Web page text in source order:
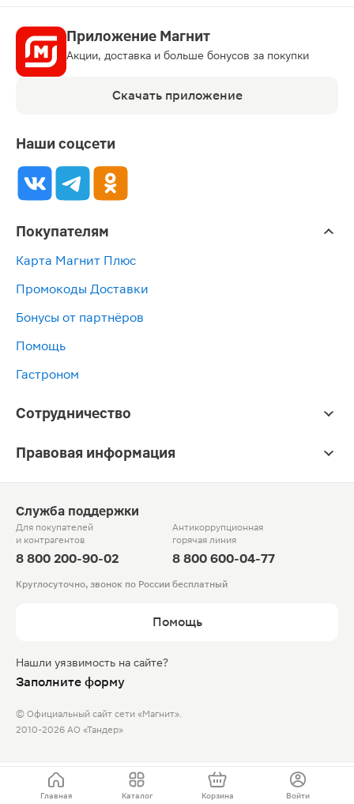
Приложение Магнит
Акции, доставка и больше бонусов за покупки
Скачать приложение
Наши соцсети
Покупателям
Карта Магнит Плюс
Промокоды Доставки
Бонусы от партнёров
Помощь
Гастроном
Сотрудничество
Правовая информация
Служба поддержки
Для покупателей
и контрагентов
8 800 200-90-02
Антикоррупционная
горячая линия
8 800 600-04-77
Круглосуточно, звонок по России бесплатный
Помощь
Нашли уязвимость на сайте?
Заполните форму
© Официальный сайт сети «Магнит».
2010-2026 АО «Тандер»
Главная Каталог Корзина Войти